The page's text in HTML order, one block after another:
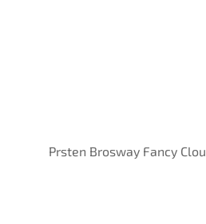
Prsten Brosway Fancy